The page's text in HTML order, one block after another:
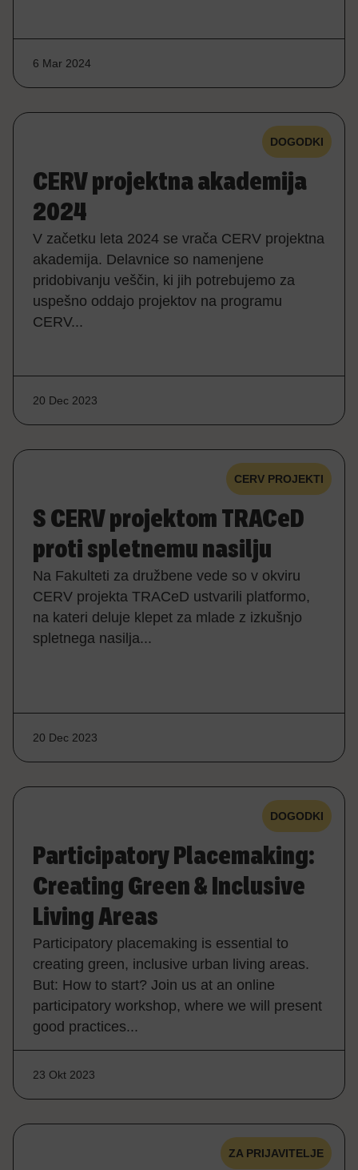
6 Mar 2024
DOGODKI
CERV projektna akademija
2024
V začetku leta 2024 se vrača CERV projektna
akademija. Delavnice so namenjene
pridobivanju veščin, ki jih potrebujemo za
uspešno oddajo projektov na programu
CERV...
20 Dec 2023
CERV PROJEKTI
S CERV projektom TRACeD
proti spletnemu nasilju
Na Fakulteti za družbene vede so v okviru
CERV projekta TRACeD ustvarili platformo,
na kateri deluje klepet za mlade z izkušnjo
spletnega nasilja...
20 Dec 2023
DOGODKI
Participatory Placemaking:
Creating Green & Inclusive
Living Areas
Participatory placemaking is essential to
creating green, inclusive urban living areas.
But: How to start? Join us at an online
participatory workshop, where we will present
good practices...
23 Okt 2023
ZA PRIJAVITELJE